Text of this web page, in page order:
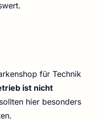
für Technik
ist nicht
hier besonders